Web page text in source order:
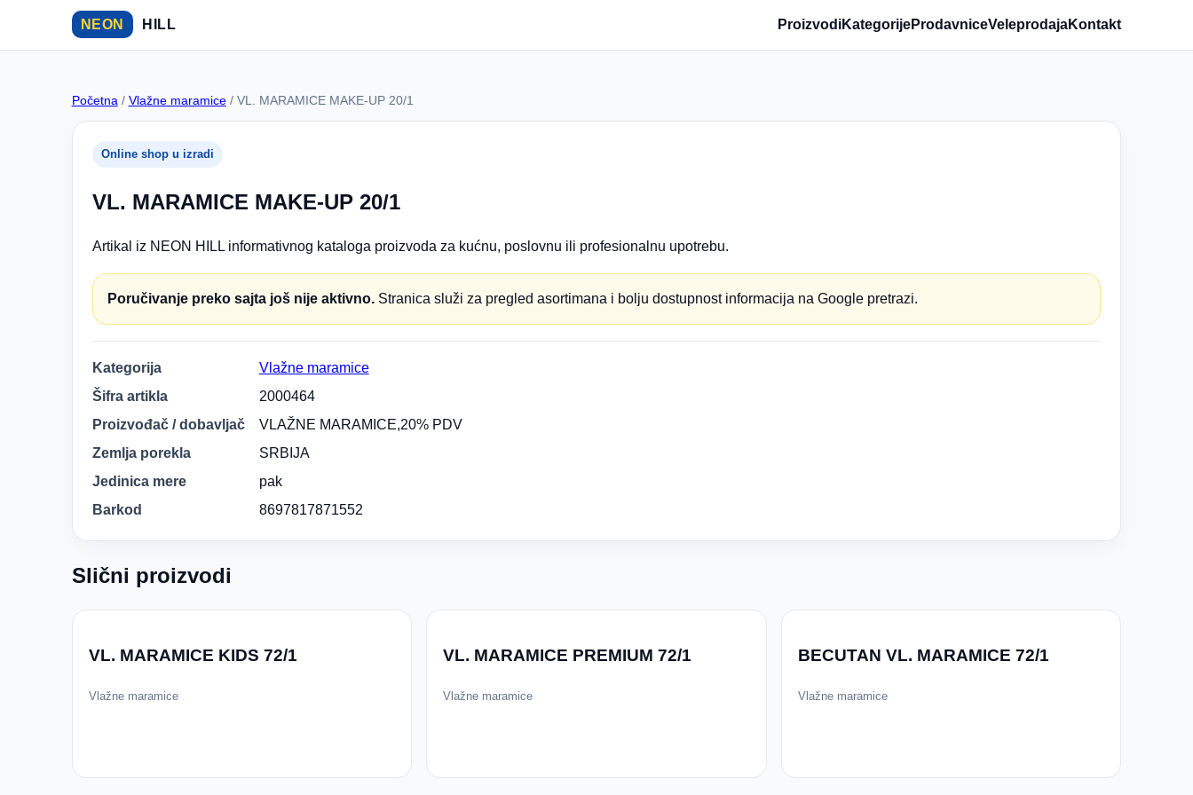
NEON HILL ProizvodiKategorijeProdavniceVeleprodajaKontakt
Početna / Vlažne maramice/ VL. MARAMICE MAKE-UP 20/1
Online shop u izradi
VL. MARAMICE MAKE-UP 20/1
Artikal iz NEON HILL informativnog kataloga proizvoda za kućnu, poslovnu ili profesionalnu upotrebu.
Poručivanje preko sajta još nije aktivno.Stranica služi za pregled asortimana i bolju dostupnost informacija na Google pretrazi.
Kategorija
Vlažne maramice
Šifra artikla
2000464
Proizvođač / dobavljač
VLAŽNE MARAMICE,20% PDV
Zemlja porekla
SRBIJA
Jedinica mere
pak
Barkod
8697817871552
Slični proizvodi
VL. MARAMICE KIDS 72/1
Vlažne maramice
VL. MARAMICE PREMIUM 72/1
Vlažne maramice
BECUTAN VL. MARAMICE 72/1
Vlažne maramice